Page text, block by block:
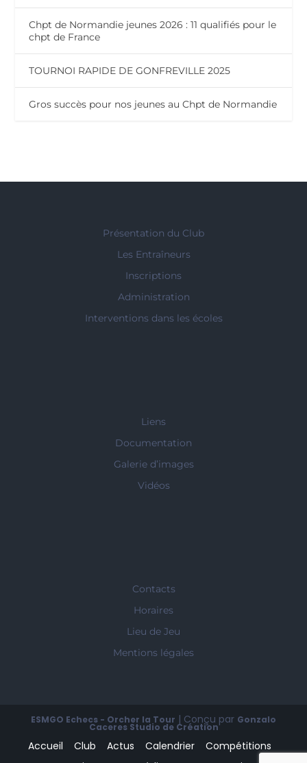
Chpt de Normandie jeunes 2026 : 11 qualifiés pour le
chpt de France
TOURNOI RAPIDE DE GONFREVILLE 2025
Gros succès pour nos jeunes au Chpt de Normandie
Présentation du Club
Les Entraîneurs
Inscriptions
Administration
Interventions dans les écoles
Liens
Documentation
Galerie d’images
Vidéos
Contacts
Horaires
Lieu de Jeu
Mentions légales
ESMGO Echecs - Orcher la Tour | Conçu par Gonzalo
Caceres Studio de Création
Accueil Club Actus Calendrier
Compétitions